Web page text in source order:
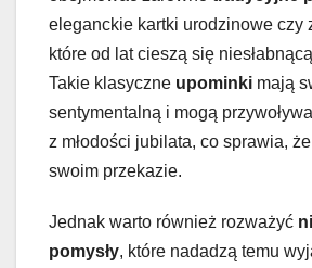
eleganckie kartki urodzinowe czy
które od lat cieszą się
Takie klasyczne upominki mają
sentymentalną i mogą
z młodości jubilata, co sprawia,
swoim przekazie.
Jednak warto również rozważyć
pomysły, które nadadzą temu